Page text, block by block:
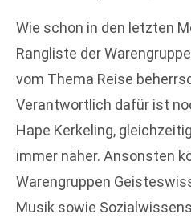
Wie schon in den letzten
Rangliste der
vom Thema Reise
Verantwortlich dafür ist
Hape Kerkeling,
immer näher. Ansonsten
Warengruppen
Musik sowie